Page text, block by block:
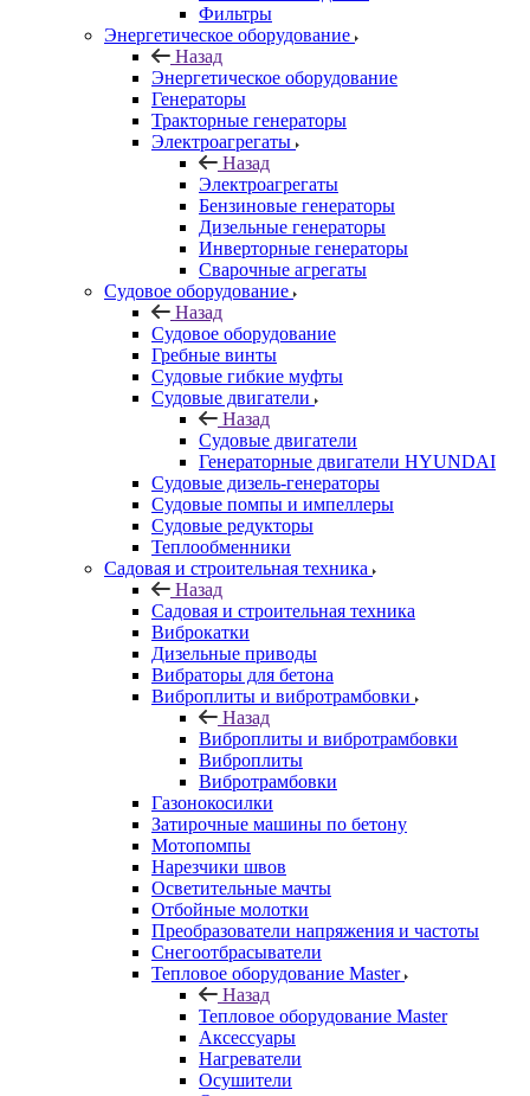
Фильтры
Энергетическое оборудование
Назад
Энергетическое оборудование
Генераторы
Тракторные генераторы
Электроагрегаты
Назад
Электроагрегаты
Бензиновые генераторы
Дизельные генераторы
Инверторные генераторы
Сварочные агрегаты
Судовое оборудование
Назад
Судовое оборудование
Гребные винты
Судовые гибкие муфты
Судовые двигатели
Назад
Судовые двигатели
Генераторные двигатели HYUNDAI
Судовые дизель-генераторы
Судовые помпы и импеллеры
Судовые редукторы
Теплообменники
Садовая и строительная техника
Назад
Садовая и строительная техника
Виброкатки
Дизельные приводы
Вибраторы для бетона
Виброплиты и вибротрамбовки
Назад
Виброплиты и вибротрамбовки
Виброплиты
Вибротрамбовки
Газонокосилки
Затирочные машины по бетону
Мотопомпы
Нарезчики швов
Осветительные мачты
Отбойные молотки
Преобразователи напряжения и частоты
Снегоотбрасыватели
Тепловое оборудование Master
Назад
Тепловое оборудование Master
Аксессуары
Нагреватели
Осушители